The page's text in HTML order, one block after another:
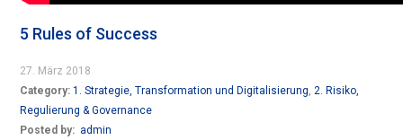
5 Rules of Success
27. März 2018
Category:1. Strategie, Transformation und Digitalisierung,2. Risiko,
Regulierung & Governance
Posted by: admin